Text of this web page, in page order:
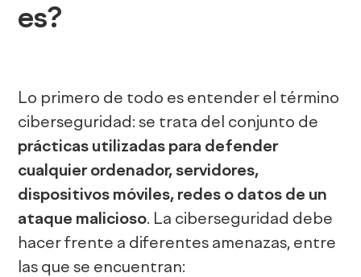
es?
Lo primero de todo es entender el término
ciberseguridad: se trata del conjunto de
prácticas utilizadas para defender
cualquier ordenador, servidores,
dispositivos móviles, redes o datos de un
ataque malicioso. La ciberseguridad debe
hacer frente a diferentes amenazas, entre
las que se encuentran: